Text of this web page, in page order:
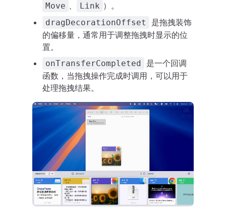
Move 、 Link ）。
dragDecorationOffset
是拖拽装饰
的偏移量，通常用于调整拖拽时显示的位
置。
onTransferCompleted
是一个回调
函数，当拖拽操作完成时调用，可以用于
处理拖拽结果。